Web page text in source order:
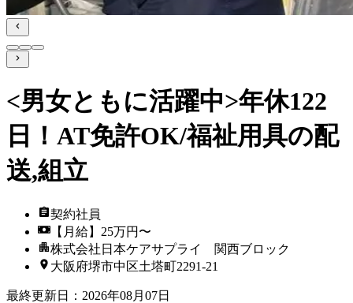
<男女ともに活躍中>年休122
日！AT免許OK/福祉用具の配
送,組立
契約社員
【月給】25万円〜
株式会社日本ケアサプライ 関西ブロック
大阪府堺市中区土塔町2291-21
最終更新日 ： 2026年08月07日